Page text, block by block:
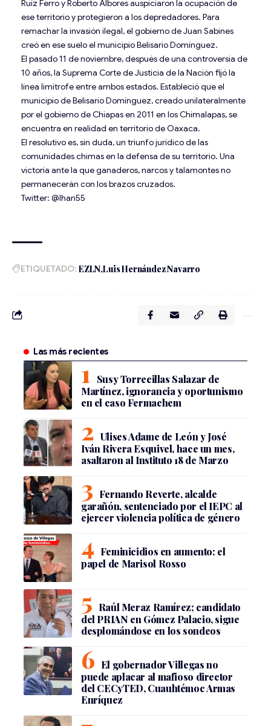
Ruiz Ferro y Roberto Albores auspiciaron la ocupación de
ese territorio y protegieron a los depredadores. Para
remachar la invasión ilegal, el gobierno de Juan Sabines
creó en ese suelo el municipio Belisario Domínguez.
El pasado 11 de noviembre, después de una controversia de
10 años, la Suprema Corte de Justicia de la Nación fijó la
línea limítrofe entre ambos estados. Estableció que el
municipio de Belisario Domínguez, creado unilateralmente
por el gobierno de Chiapas en 2011 en los Chimalapas, se
encuentra en realidad en territorio de Oaxaca.
El resolutivo es, sin duda, un triunfo jurídico de las
comunidades chimas en la defensa de su territorio. Una
victoria ante la que ganaderos, narcos y talamontes no
permanecerán con los brazos cruzados.
Twitter: @lhan55
ETIQUETADO: EZLN Luis Hernández Navarro
Las más recientes
Susy Torrecillas Salazar de
Martínez, ignorancia y oportunismo
en el caso Fermachem
Ulises Adame de León y José
Iván Rivera Esquivel, hace un mes,
asaltaron al Instituto 18 de Marzo
Fernando Reverte, alcalde
garañón, sentenciado por el IEPC al
ejercer violencia política de género
Feminicidios en aumento: el
papel de Marisol Rosso
Raúl Meraz Ramírez; candidato
del PRIAN en Gómez Palacio, sigue
desplomándose en los sondeos
El gobernador Villegas no
puede aplacar al mafioso director
del CECyTED, Cuauhtémoc Armas
Enríquez